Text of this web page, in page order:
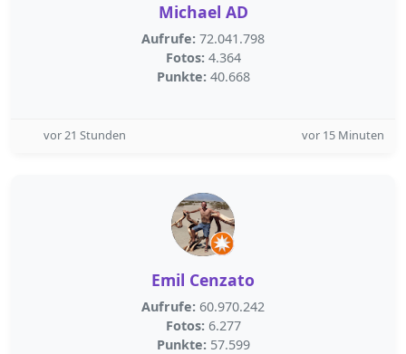
Michael AD
Aufrufe: 72.041.798
Fotos: 4.364
Punkte: 40.668
vor 21 Stunden vor 15 Minuten
Emil Cenzato
Aufrufe: 60.970.242
Fotos: 6.277
Punkte: 57.599